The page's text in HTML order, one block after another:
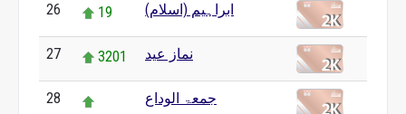
26 19 ابراہیم (اسلام)
27 3201 نماز عید
28
جمعۃ الوداع